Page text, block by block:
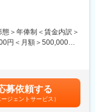
、正社員へ登用された
須となる資格はありま
に裏打ちされた、先進
ションを各国のクライ
修繕計画の策定）
よる監視）
除雪対応、緊急時対応
に一時的な出張で勤務
屋内全面禁煙
＞年俸制＜賃金内訳＞
円＜月額＞500,000円
者は ＋60万円～/年賃
通じて上下する可能性
表記です。
募依頼する
ージェントサービス）